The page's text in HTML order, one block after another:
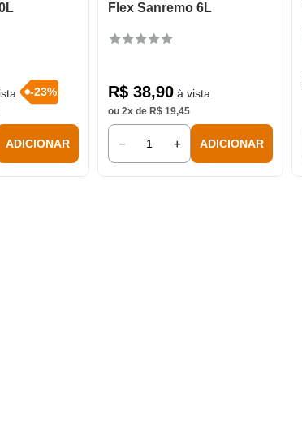
-23%
ADICIONAR
Flex Sanremo 6L
R$ 38,90à vista
ou 2x de R$ 19,45
＋
－ ADICIONAR